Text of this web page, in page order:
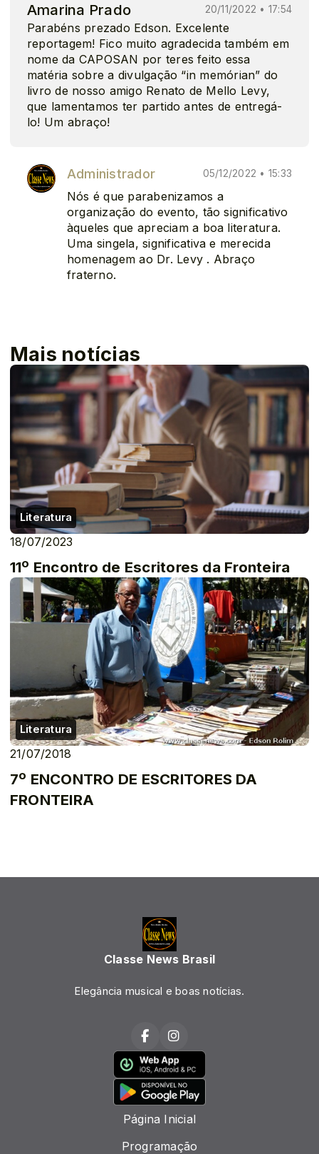
Parabéns prezado Edson. Excelente
reportagem! Fico muito agradecida também em
nome da CAPOSAN por teres feito essa
matéria sobre a divulgação “in memórian” do
livro de nosso amigo Renato de Mello Levy,
que lamentamos ter partido antes de entregá-
lo! Um abraço!
Amarina Prado 20/11/2022 • 17:54
Nós é que parabenizamos a
organização do evento, tão significativo
àqueles que apreciam a boa literatura.
Uma singela, significativa e merecida
homenagem ao Dr. Levy . Abraço
fraterno.
Administrador 05/12/2022 • 15:33
Mais notícias
Literatura
18/07/2023
11º Encontro de Escritores da Fronteira
Literatura
21/07/2018
7º ENCONTRO DE ESCRITORES DA
FRONTEIRA
Classe News Brasil
Elegância musical e boas notícias.
Página Inicial
Programação